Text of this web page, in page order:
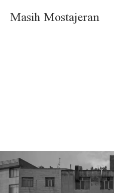
Masih Mostajeran